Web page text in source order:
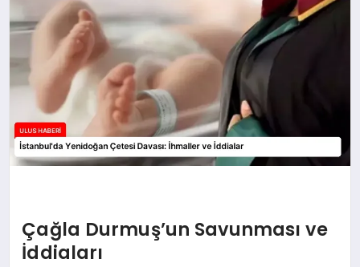
Çağla Durmuş’un Savunması ve
İddiaları